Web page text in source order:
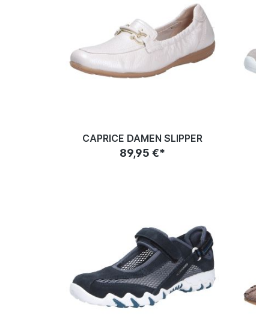
CAPRICE DAMEN SLIPPER
89,95 €*